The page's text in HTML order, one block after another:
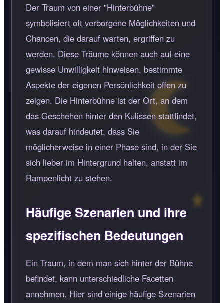
Der Traum von einer "Hinterbühne"
symbolisiert oft verborgene Möglichkeiten und
Chancen, die darauf warten, ergriffen zu
werden. Diese Träume können auch auf eine
gewisse Unwilligkeit hinweisen, bestimmte
Aspekte der eigenen Persönlichkeit offen zu
zeigen. Die Hinterbühne ist der Ort, an dem
das Geschehen hinter den Kulissen stattfindet,
was darauf hindeutet, dass Sie
möglicherweise in einer Phase sind, in der Sie
sich lieber im Hintergrund halten, anstatt im
Rampenlicht zu stehen.
Häufige Szenarien und ihre
spezifischen Bedeutungen
Ein Traum, in dem man sich hinter der Bühne
befindet, kann unterschiedliche Facetten
annehmen. Hier sind einige häufige Szenarien